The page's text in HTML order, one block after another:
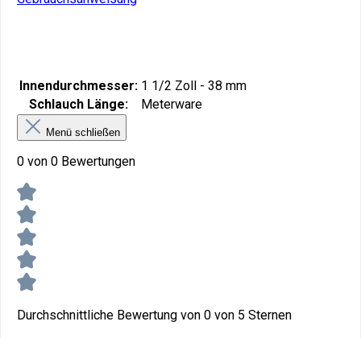
Innendurchmesser: 1 1/2 Zoll - 38 mm
Schlauch Länge:
Meterware
Menü schließen
0 von 0 Bewertungen
Durchschnittliche Bewertung von 0 von 5 Sternen